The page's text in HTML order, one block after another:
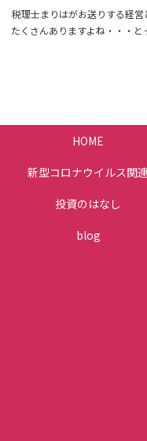
税理士まりはがお送りする経
たくさんありますよね・・・
HOME
新型コロナウイルス関
投資のはなし
blog